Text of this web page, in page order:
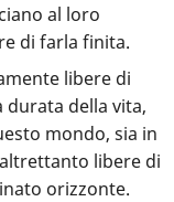
al loro
di farla finita.
libere di
della vita,
mondo, sia in
libere di
orizzonte.